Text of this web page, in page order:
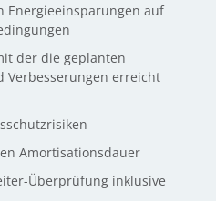
Energieeinsparungen auf
der die geplanten
Verbesserungen erreicht
Amortisationsdauer
Überprüfung inklusive